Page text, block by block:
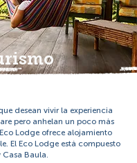
desean vivir la experiencia
pero anhelan un poco más
Lodge ofrece alojamiento
El Eco Lodge está compuesto
Baula.